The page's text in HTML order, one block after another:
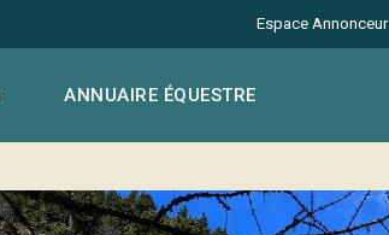
ANNUAIRE ÉQUESTRE
Espace Annonceur